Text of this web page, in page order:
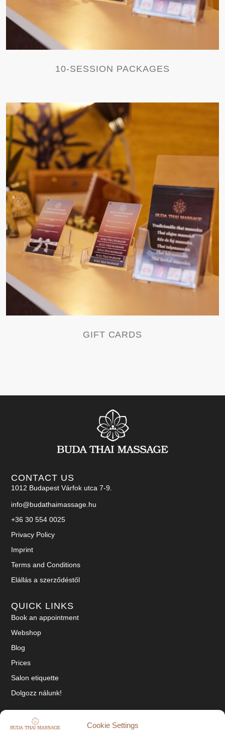
Cookie Settings
10-SESSION PACKAGES
GIFT CARDS
CONTACT US
1012 Budapest Várfok utca 7-9.
info@budathaimassage.hu
+36 30 554 0025
Privacy Policy
Imprint
Terms and Conditions
Elállás a szerződéstől
QUICK LINKS
Book an appointment
Webshop
Blog
Prices
Salon etiquette
Dolgozz nálunk!
SOCIAL